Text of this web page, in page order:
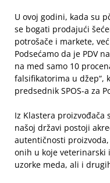
U ovoj godini, kada su
se bogati prodajući
potrošače i markete,
Podsećamo da je PDV
na med samo 10
falsifikatorima u džep“,
predsednik SPOS-a za
Iz Klastera proizvođača
našoj državi postoji
autentičnosti
onih u koje veterinarski
uzorke meda, ali i